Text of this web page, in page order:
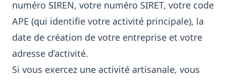
numéro SIREN, votre numéro SIRET, votre code
APE (qui identifie votre activité principale), la
date de création de votre entreprise et votre
adresse d’activité.
Si vous exercez une activité artisanale, vous